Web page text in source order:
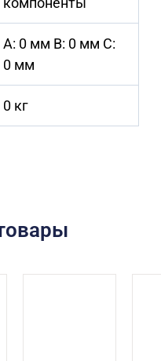
A: 0 мм B: 0 мм C:
0 мм
0 кг